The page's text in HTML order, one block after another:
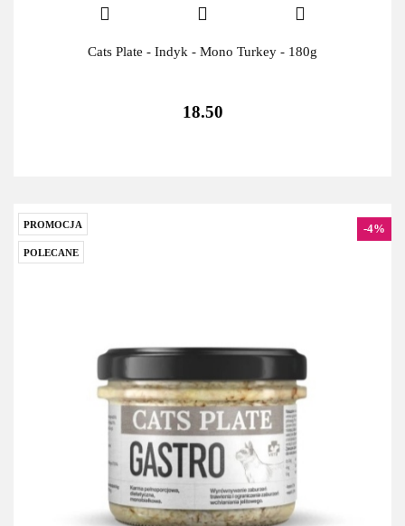
Cats Plate - Indyk - Mono Turkey - 180g
18.50
PROMOCJA
POLECANE
-4%